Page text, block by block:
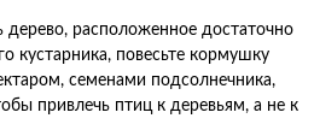
расположенное достаточно
кустарника, повесьте кормушку
семенами подсолнечника,
привлечь птиц к деревьям, а не к